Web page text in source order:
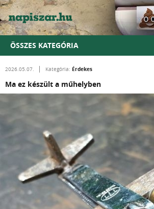
ÖSSZES KATEGÓRIA
2026.05.07. Kategória: Érdekes
Ma ez készült a műhelyben